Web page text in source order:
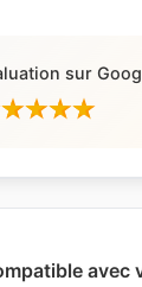
sur
avec